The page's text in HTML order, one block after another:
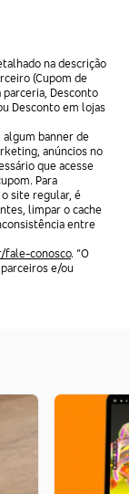
na descrição
(Cupom de
Desconto
Desconto em lojas
algum banner de
anúncios no
que acesse
Para
site regular, é
limpar o cache
entre
fale-conosco. “O
e/ou